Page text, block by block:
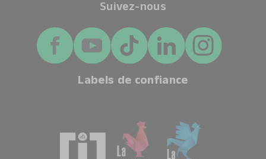
Suivez-nous
Labels de confiance